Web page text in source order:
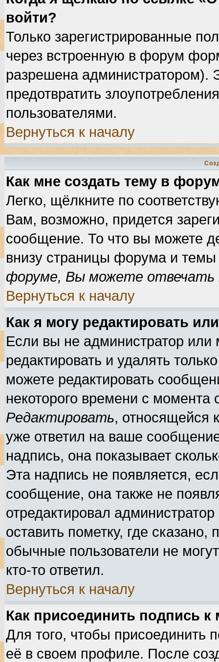
войти?
Только зарегистрированные
через встроенную в форум
разрешена администратором).
предотвратить
пользователями.
Вернуться к началу
Как мне создать тему в
Легко, щёлкните по
Вам, возможно, придется
сообщение. То что вы можете
внизу страницы форума и темы
форуме, Вы можете отвечать
Вернуться к началу
Как я могу редактировать
Если вы не администратор
редактировать и удалять
можете редактировать
некоторого времени с момента
Редактировать, относящейся
уже ответил на ваше
надпись, она показывает
Эта надпись не появляется,
сообщение, она также не
отредактировал
оставить пометку, где
обычные пользователи не
кто-то ответил.
Вернуться к началу
Как присоединить подпись
Для того, чтобы присоединить
её в своем профиле. После